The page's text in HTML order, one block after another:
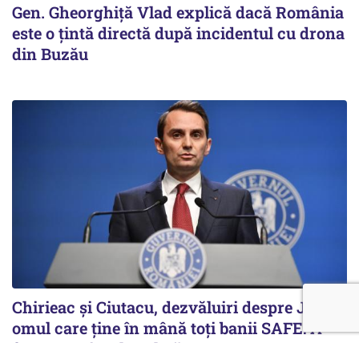
Gen. Gheorghiță Vlad explică dacă România
este o țintă directă după incidentul cu drona
din Buzău
Chirieac și Ciutacu, dezvăluiri despre Jurca,
omul care ține în mână toți banii SAFE: A